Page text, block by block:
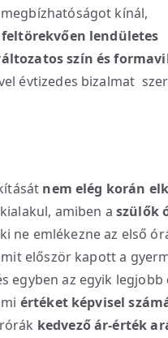
kínál,
lendületes
szín és
évtizedes bizalmat
nem elég korán
amiben a szülők
ne emlékezne az első
először kapott a
egyben az egyik legjobb
értéket képvisel
kedvező ár-érték